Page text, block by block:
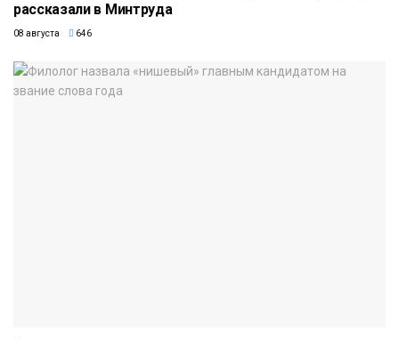
рассказали в Минтруда
08 августа 646